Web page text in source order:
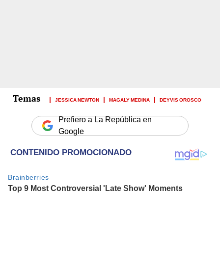
JESSICA NEWTON MAGALY MEDINA DEYVIS OROSCO
Prefiero a La República en
Google